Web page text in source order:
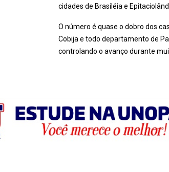
cidades de Brasiléia e
O número é quase o dobro dos
Cobija e todo departamento de
controlando o avanço durante